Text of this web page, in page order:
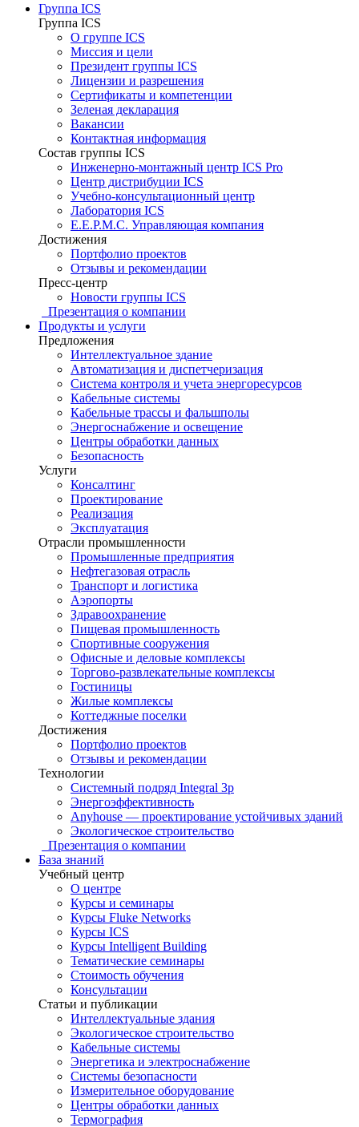
Группа ICS
Группа ICS
О группе ICS
Миссия и цели
Президент группы ICS
Лицензии и разрешения
Сертификаты и компетенции
Зеленая декларация
Вакансии
Контактная информация
Состав группы ICS
Инженерно-монтажный центр ICS Pro
Центр дистрибуции ICS
Учебно-консультационный центр
Лаборатория ICS
E.E.P.M.C. Управляющая компания
Достижения
Портфолио проектов
Отзывы и рекомендации
Пресс-центр
Новости группы ICS
Презентация о компании
Продукты и услуги
Предложения
Интеллектуальное здание
Автоматизация и диспетчеризация
Система контроля и учета энергоресурсов
Кабельные системы
Кабельные трассы и фальшполы
Энергоснабжение и освещение
Центры обработки данных
Безопасность
Услуги
Консалтинг
Проектирование
Реализация
Эксплуатация
Отрасли промышленности
Промышленные предприятия
Нефтегазовая отрасль
Транспорт и логистика
Аэропорты
Здравоохранение
Пищевая промышленность
Спортивные сооружения
Офисные и деловые комплексы
Торгово-развлекательные комплексы
Гостиницы
Жилые комплексы
Коттеджные поселки
Достижения
Портфолио проектов
Отзывы и рекомендации
Технологии
Системный подряд Integral 3p
Энергоэффективность
Anyhouse — проектирование устойчивых зданий
Экологическое строительство
Презентация о компании
База знаний
Учебный центр
О центре
Курсы и семинары
Курсы Fluke Networks
Курсы ICS
Курсы Intelligent Building
Тематические семинары
Стоимость обучения
Консультации
Статьи и публикации
Интеллектуальные здания
Экологическое строительство
Кабельные системы
Энергетика и электроснабжение
Системы безопасности
Измерительное оборудование
Центры обработки данных
Термография